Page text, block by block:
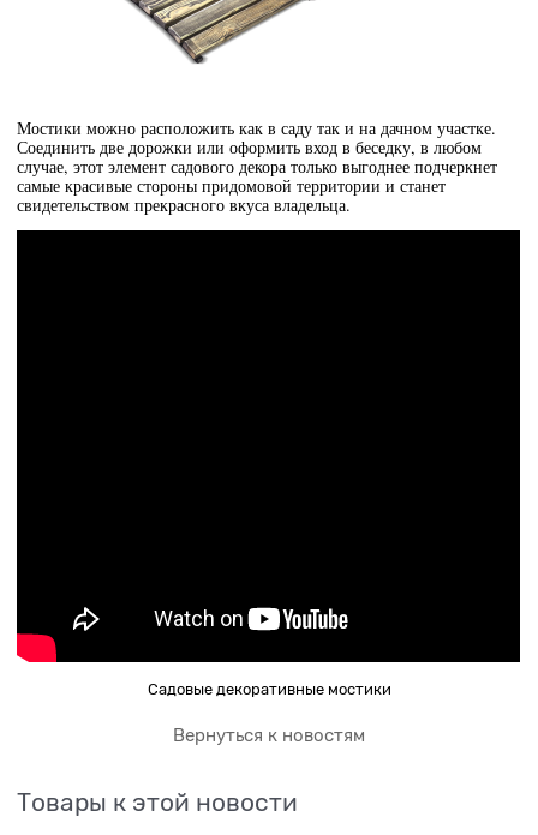
Мостики можно расположить как в саду так и на дачном участке.
Соединить две дорожки или оформить вход в беседку, в любом
случае, этот элемент садового декора только выгоднее подчеркнет
самые красивые стороны придомовой территории и станет
свидетельством прекрасного вкуса владельца.
Садовые декоративные мостики
Вернуться к новостям
Товары к этой новости